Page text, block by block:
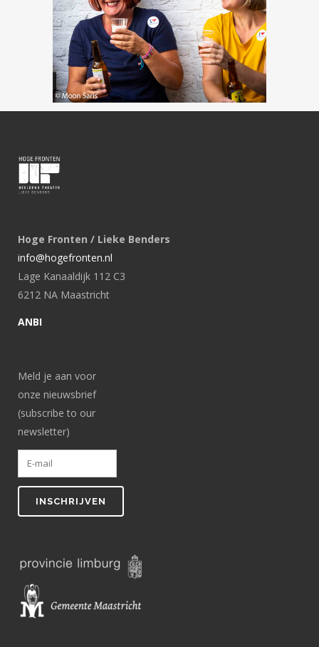
Hoge Fronten / Lieke Benders
info@hogefronten.nl
Lage Kanaaldijk 112 C3
6212 NA Maastricht
ANBI
Meld je aan voor
onze nieuwsbrief
(subscribe to our
newsletter)